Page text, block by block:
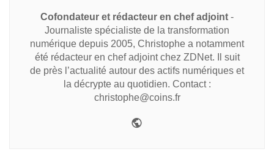
Cofondateur et rédacteur en chef adjoint -
Journaliste spécialiste de la transformation
numérique depuis 2005, Christophe a notamment
été rédacteur en chef adjoint chez ZDNet. Il suit
de près l’actualité autour des actifs numériques et
la décrypte au quotidien. Contact :
christophe@coins.fr